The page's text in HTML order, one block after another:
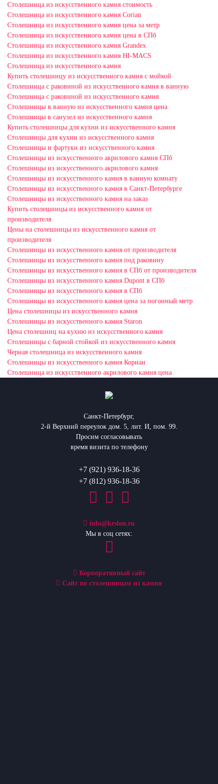
Столешница из искусственного камня стоимость
Столешница из искусственного камня Сorian
Столешница из искусственного камня цена за метр
Столешница из искусственного камня цена в СПб
Столешница из искусственного камня Grandex
Столешница из искусственного камня HI-MACS
Столешница из искусственного камня
Купить столешницу из искусственного камня с мойкой
Столешница с раковиной из искусственного камня в ванную
Столешница с раковиной из искусственного камня
Столешницы в ванную из искусственного камня цена
Столешницы в санузел из искусственного камня
Купить столешницы для кухни из искусственного камня
Столешницы для кухни из искусственного камня
Столешницы и фартуки из искусственного камня
Столешницы из искусственного акрилового камня СПб
Столешницы из искусственного акрилового камня
Столешницы из искусственного камня в ванную комнату
Столешницы из искусственного камня в Санкт-Петербурге
Столешницы из искусственного камня на заказ
Купить столешницы из искусственного камня от
производителя
Цены на столешницы из искусственного камня от
производителя
Столешницы из искусственного камня от производителя
Столешницы из искусственного камня под раковину
Столешницы из искусственного камня в СПб от производителя
Столешницы из искусственного камня Dupont в СПб
Столешницы из искусственного камня в СПб
Столешницы из искусственного камня цена за погонный метр
Цена столешницы из искусственного камня
Столешницы из искусственного камня Staron
Цена столешниц на кухню из искусственного камня
Столешницы с барной стойкой из искусственного камня
Черная столешница из искусственного камня
Столешницы из искусственного камня Кориан
Столешница из искусственного акрилового камня цена
Санкт-Петербург,
2-й Верхний переулок дом. 5, лит. И, пом. 99.
Просим согласовывать
время визита по телефону
+7 (921) 936-18-36
+7 (812) 936-18-36
info@krslon.ru
Мы в соц сетях:
Корпоративный сайт
Сайт по столешницам из камня